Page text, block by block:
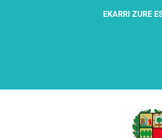
EKARRI ZURE